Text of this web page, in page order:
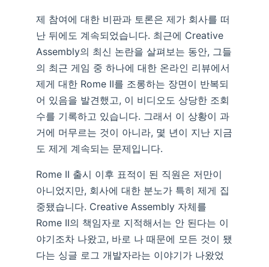
제 참여에 대한 비판과 토론은 제가 회사를 떠
난 뒤에도 계속되었습니다. 최근에 Creative
Assembly의 최신 논란을 살펴보는 동안, 그들
의 최근 게임 중 하나에 대한 온라인 리뷰에서
제게 대한 Rome II를 조롱하는 장면이 반복되
어 있음을 발견했고, 이 비디오도 상당한 조회
수를 기록하고 있습니다. 그래서 이 상황이 과
거에 머무르는 것이 아니라, 몇 년이 지난 지금
도 제게 계속되는 문제입니다.
Rome II 출시 이후 표적이 된 직원은 저만이
아니었지만, 회사에 대한 분노가 특히 제게 집
중됐습니다. Creative Assembly 자체를
Rome II의 책임자로 지적해서는 안 된다는 이
야기조차 나왔고, 바로 나 때문에 모든 것이 됐
다는 싱글 로그 개발자라는 이야기가 나왔었